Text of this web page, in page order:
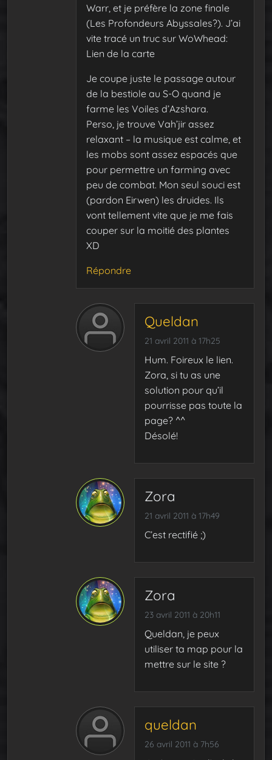
Warr, et je préfère la zone finale
(Les Profondeurs Abyssales?). J’ai
vite tracé un truc sur WoWhead:
Lien de la carte
Je coupe juste le passage autour
de la bestiole au S-O quand je
farme les Voiles d’Azshara.
Perso, je trouve Vah’jir assez
relaxant – la musique est calme, et
les mobs sont assez espacés que
pour permettre un farming avec
peu de combat. Mon seul souci est
(pardon Eirwen) les druides. Ils
vont tellement vite que je me fais
couper sur la moitié des plantes
XD
Répondre
Queldan
21 avril 2011 à 17h25
Hum. Foireux le lien.
Zora, si tu as une
solution pour qu’il
pourrisse pas toute la
page? ^^
Désolé!
Zora
21 avril 2011 à 17h49
C’est rectifié ;)
Zora
23 avril 2011 à 20h11
Queldan, je peux
utiliser ta map pour la
mettre sur le site ?
queldan
26 avril 2011 à 7h56